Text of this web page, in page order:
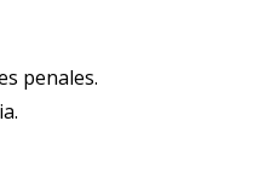
penales.